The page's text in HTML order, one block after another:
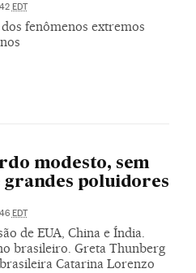
EDT
fenômenos extremos
modesto, sem
grandes poluidores
EDT
de EUA, China e Índia.
brasileiro. Greta Thunberg
Catarina Lorenzo